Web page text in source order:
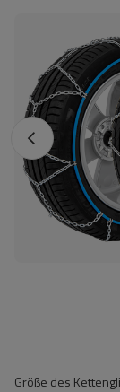
Größe des